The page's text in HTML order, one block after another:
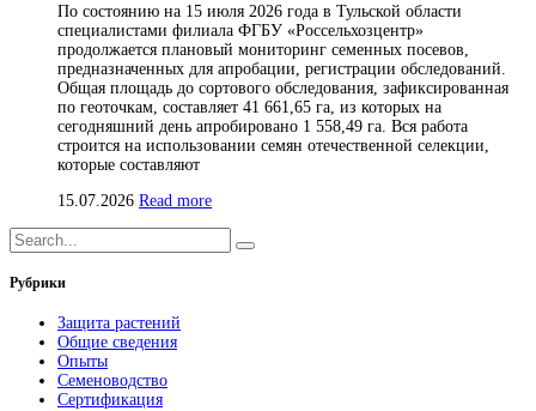
По состоянию на 15 июля 2026 года в Тульской области
специалистами филиала ФГБУ «Россельхозцентр»
продолжается плановый мониторинг семенных посевов,
предназначенных для апробации, регистрации обследований.
Общая площадь до сортового обследования, зафиксированная
по геоточкам, составляет 41 661,65 га, из которых на
сегодняшний день апробировано 1 558,49 га. Вся работа
строится на использовании семян отечественной селекции,
которые составляют
15.07.2026 Read more
Рубрики
Защита растений
Общие сведения
Опыты
Семеноводство
Сертификация